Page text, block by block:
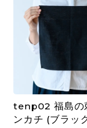
tenp02 福島の
ンカチ (ブラッ